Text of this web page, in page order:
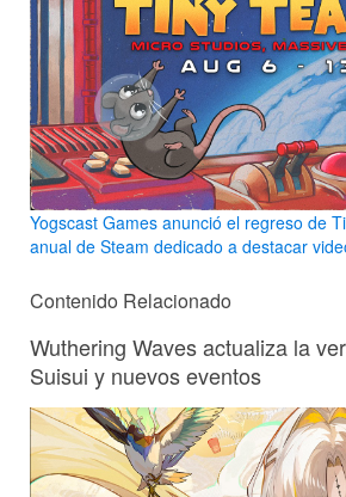
Yogscast Games anunció el regreso de
anual de Steam dedicado a destacar
Contenido Relacionado
Wuthering Waves actualiza la
Suisui y nuevos eventos